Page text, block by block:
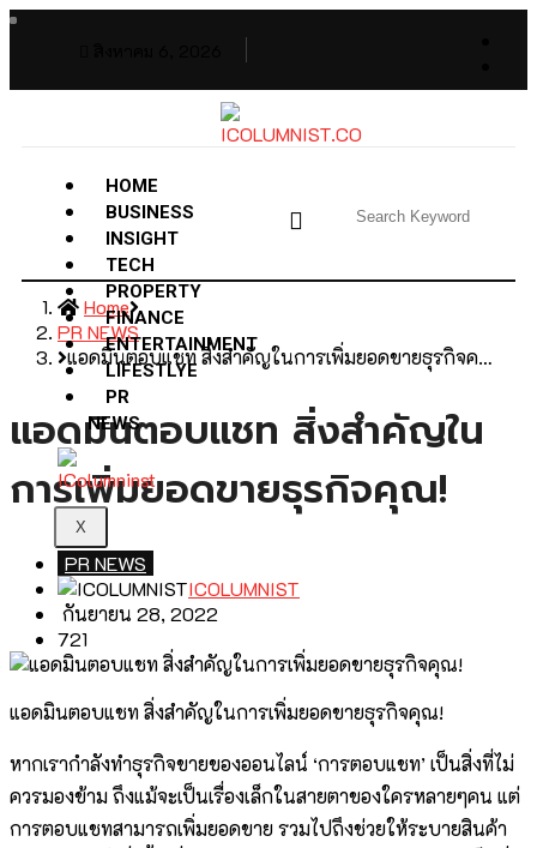
HOME
BUSINESS
INSIGHT
TECH
PROPERTY
FINANCE
ENTERTAINMENT
LIFESTLYE
PR
NEWS
X
Home
PR NEWS
แอดมินตอบแชท สิ่งสำคัญในการเพิ่มยอดขายธุรกิจค…
แอดมินตอบแชท สิ่งสำคัญใน
การเพิ่มยอดขายธุรกิจคุณ!
PR NEWS
ICOLUMNIST
กันยายน 28, 2022
721
แอดมินตอบแชท สิ่งสำคัญในการเพิ่มยอดขายธุรกิจคุณ!
หากเรากำลังทำธุรกิจขายของออนไลน์ ‘การตอบแชท’ เป็นสิ่งที่ไม่
ควรมองข้าม ถึงแม้จะเป็นเรื่องเล็กในสายตาของใครหลายๆคน แต่
การตอบแชทสามารถเพิ่มยอดขาย รวมไปถึงช่วยให้ระบายสินค้า